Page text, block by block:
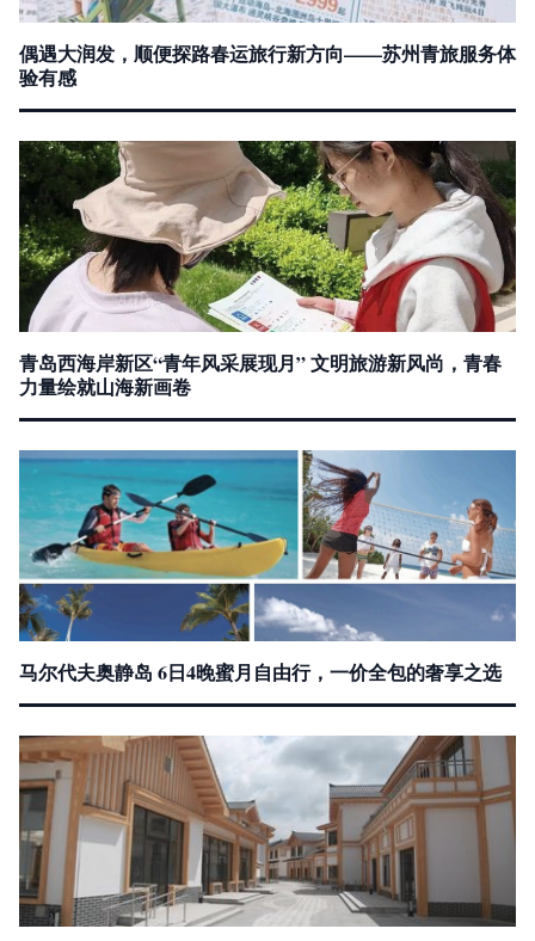
偶遇大润发，顺便探路春运旅行新方向——苏州青旅服务体
验有感
青岛西海岸新区“青年风采展现月” 文明旅游新风尚，青春
力量绘就山海新画卷
马尔代夫奥静岛 6日4晚蜜月自由行，一价全包的奢享之选